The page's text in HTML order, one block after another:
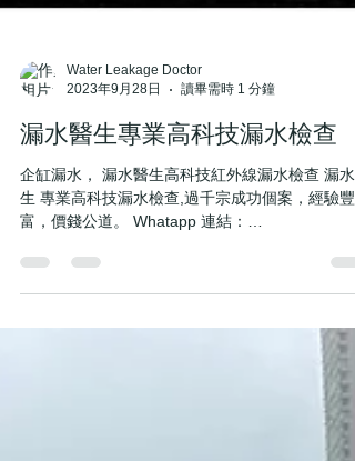
Water Leakage Doctor
2023年9月28日
讀畢需時 1 分鐘
漏水醫生專業高科技漏水檢查
企缸漏水， 漏水醫生高科技紅外線漏水檢查 漏水醫
富，價錢公道。 Whatapp 連結：
https://wa.me/message/LB7OT4QWCLT7M1